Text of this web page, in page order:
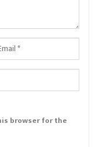
browser for the